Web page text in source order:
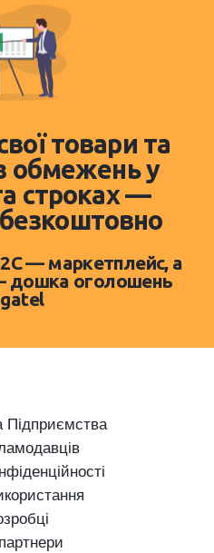
товари та
обмежень у
строках —
— маркетплейс, а
дошка оголошень
Підприємства